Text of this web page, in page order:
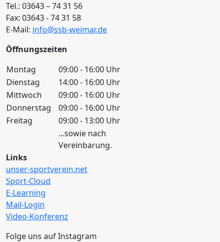
Tel.: 03643 – 74 31 56
Fax: 03643 - 74 31 58
E-Mail: info@ssb-weimar.de
Öffnungszeiten
Montag
09:00 - 16:00 Uhr
Dienstag
14:00 - 16:00 Uhr
Mittwoch
09:00 - 16:00 Uhr
Donnerstag
09:00 - 16:00 Uhr
Freitag
09:00 - 13:00 Uhr
...sowie nach
Vereinbarung.
Links
unser-sportverein.net
Sport-Cloud
E-Learning
Mail-Login
Video-Konferenz
Folge uns auf Instagram